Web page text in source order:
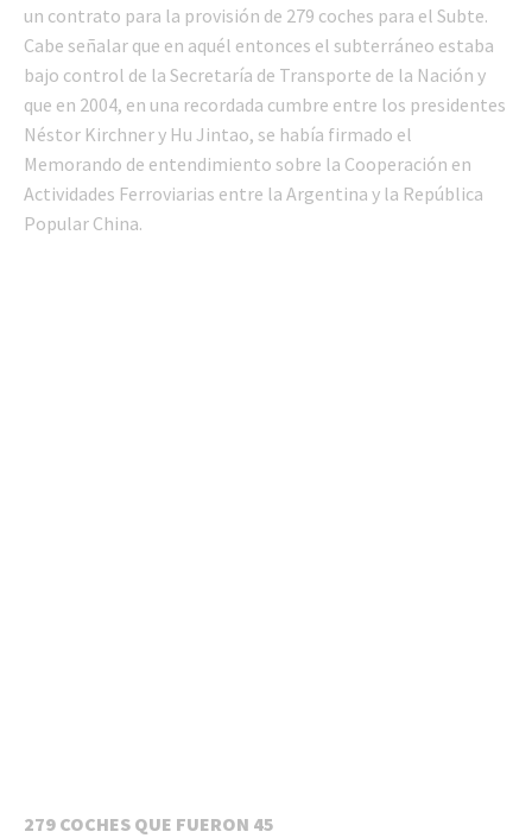
un contrato para la provisión de 279 coches para el Subte.
Cabe señalar que en aquél entonces el subterráneo estaba
bajo control de la Secretaría de Transporte de la Nación y
que en 2004, en una recordada cumbre entre los presidentes
Néstor Kirchner y Hu Jintao, se había firmado el
Memorando de entendimiento sobre la Cooperación en
Actividades Ferroviarias entre la Argentina y la República
Popular China.
279 COCHES QUE FUERON 45